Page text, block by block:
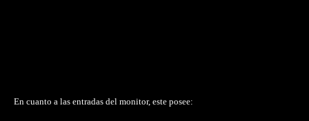
En cuanto a las entradas del monitor, este posee: